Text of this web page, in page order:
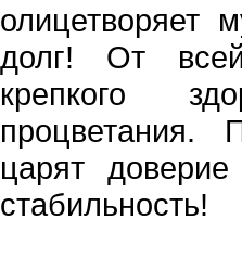
олицетворяет
долг! От
крепкого
царят
стабильность!